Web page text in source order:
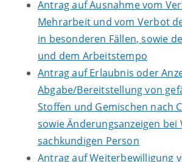
Antrag auf Ausnahme vom
Mehrarbeit und vom Verbot
in besonderen Fällen, sowie
und dem Arbeitstempo
Antrag auf Erlaubnis oder
Abgabe/Bereitstellung von
Stoffen und Gemischen nach
sowie Änderungsanzeigen bei
sachkundigen Person
Antrag auf Weiterbewilligung